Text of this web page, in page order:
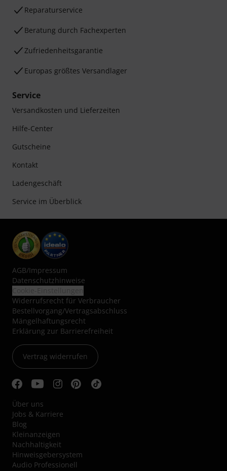
Reparaturservice
Beratung durch Fachexperten
Zufriedenheitsgarantie
Europas größtes Versandlager
Service
Versandkosten und Lieferzeiten
Hilfe-Center
Gutscheine
Kontakt
Ladengeschäft
Service im Überblick
AGB/Impressum
Datenschutzhinweise
Widerrufsrecht für Verbraucher
Bestellvorgang/Vertragsabschluss
Mängelhaftungsrecht
Erklärung zur Barrierefreiheit
Vertrag widerrufen
Über uns
Jobs & Karriere
Blog
Kleinanzeigen
Nachhaltigkeit
Hinweisgebersystem
Audio Professionell